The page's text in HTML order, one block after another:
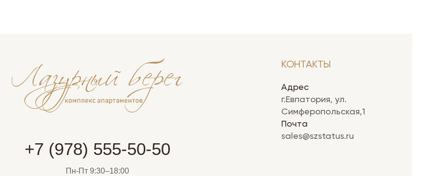
+7 (978) 555-50-50
Пн-Пт 9:30–18:00
КОНТАКТЫ
Адрес
г.Евпатория, ул.
Симферопольская,1
Почта
sales@szstatus.ru